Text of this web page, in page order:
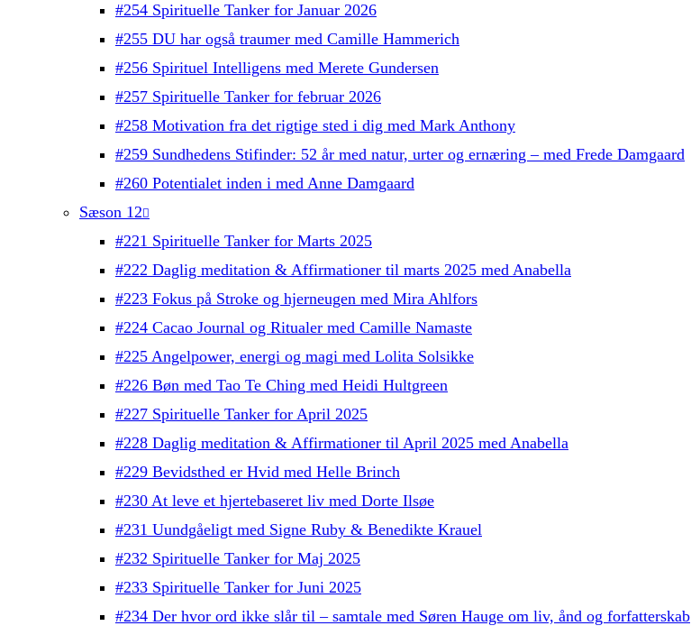
#254 Spirituelle Tanker for Januar 2026
#255 DU har også traumer med Camille Hammerich
#256 Spirituel Intelligens med Merete Gundersen
#257 Spirituelle Tanker for februar 2026
#258 Motivation fra det rigtige sted i dig med Mark Anthony
#259 Sundhedens Stifinder: 52 år med natur, urter og ernæring – med Frede Damgaard
#260 Potentialet inden i med Anne Damgaard
Sæson 12
#221 Spirituelle Tanker for Marts 2025
#222 Daglig meditation & Affirmationer til marts 2025 med Anabella
#223 Fokus på Stroke og hjerneugen med Mira Ahlfors
#224 Cacao Journal og Ritualer med Camille Namaste
#225 Angelpower, energi og magi med Lolita Solsikke
#226 Bøn med Tao Te Ching med Heidi Hultgreen
#227 Spirituelle Tanker for April 2025
#228 Daglig meditation & Affirmationer til April 2025 med Anabella
#229 Bevidsthed er Hvid med Helle Brinch
#230 At leve et hjertebaseret liv med Dorte Ilsøe
#231 Uundgåeligt med Signe Ruby & Benedikte Krauel
#232 Spirituelle Tanker for Maj 2025
#233 Spirituelle Tanker for Juni 2025
#234 Der hvor ord ikke slår til – samtale med Søren Hauge om liv, ånd og forfatterskab